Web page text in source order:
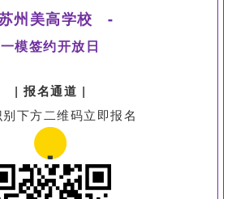
州美高学校 -
一模签约开放日
| 报名通道 |
下方二维码立即报名